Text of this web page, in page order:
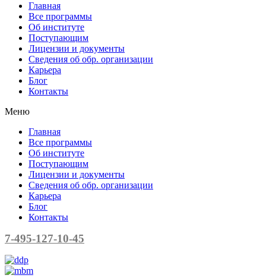
Главная
Все программы
Об институте
Поступающим
Лицензии и документы
Сведения об обр. организации
Карьера
Блог
Контакты
Меню
Главная
Все программы
Об институте
Поступающим
Лицензии и документы
Сведения об обр. организации
Карьера
Блог
Контакты
7-495-127-10-45